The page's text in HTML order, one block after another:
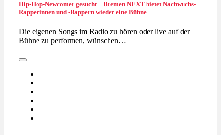
Hip-Hop-Newcomer gesucht – Bremen NEXT bietet Nachwuchs-
Rapperinnen und -Rappern wieder eine Bühne
Die eigenen Songs im Radio zu hören oder live auf der
Bühne zu performen, wünschen…